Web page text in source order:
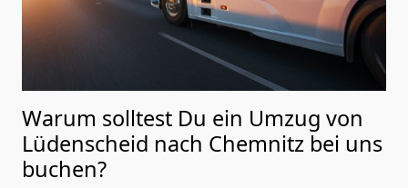
Warum solltest Du ein Umzug von
Lüdenscheid nach Chemnitz bei uns
buchen?